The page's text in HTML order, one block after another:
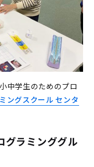
中学生のためのプロ
ングスクール センタ
グラミンググル